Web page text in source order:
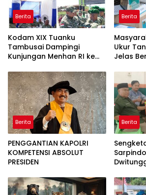
Berita
Kodam XIX Tuanku
Tambusai Dampingi
Kunjungan Menhan RI ke
Perkuat Pembangunan
Satuan
Berita
Ukur
Jelas
Berita
PENGGANTIAN KAPOLRI
KOMPETENSI ABSOLUT
PRESIDEN
Berita
ke